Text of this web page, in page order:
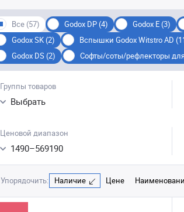
Все (57) Godox DP (4) Godox E (3)
Godox SK (2)
Вспышки Godox Witstro AD
Godox DS (2)
Софты/cоты/рефлекторы
Группы товаров
Выбрать
Ценовой диапазон
1490–569190
Упорядочить: Наличие Цене